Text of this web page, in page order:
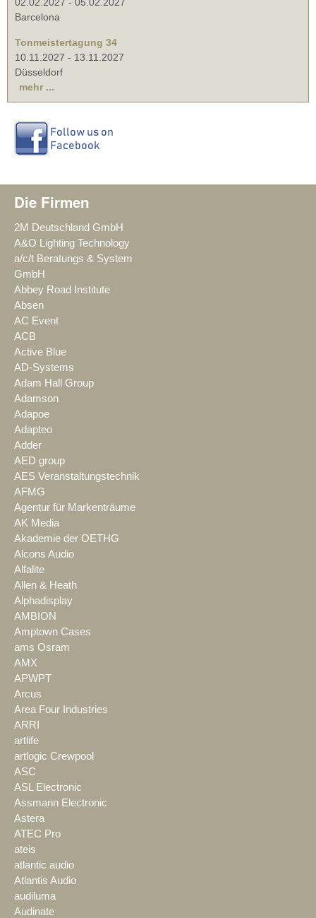
Barcelona
Tonmeistertagung 34
10.11.2027 - 13.11.2027
Düsseldorf
mehr ...
Die Firmen
2M Deutschland GmbH
A&O Lighting Technology
a/c/t Beratungs & System
GmbH
Abbey Road Institute
Absen
AC Event
ACB
Active Blue
AD-Systems
Adam Hall Group
Adamson
Adapoe
Adapteo
Adder
AED group
AES Veranstaltungstechnik
AFMG
Agentur für Markenträume
AK Media
Akademie der OETHG
Alcons Audio
Alfalite
Allen & Heath
Alphadisplay
AMBION
Amptown Cases
ams Osram
AMX
APWPT
Arcus
Area Four Industries
ARRI
artlife
artlogic Crewpool
ASC
ASL Electronic
Assmann Electronic
Astera
ATEC Pro
ateis
atlantic audio
Atlantis Audio
audiluma
Audinate